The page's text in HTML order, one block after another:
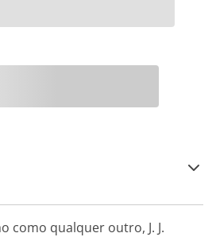
como qualquer outro, J. J.